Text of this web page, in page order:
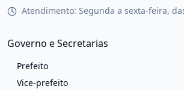
Atendimento: Segunda a sexta-feira,
Governo e Secretarias
Prefeito
Vice-prefeito